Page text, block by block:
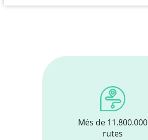
Més de 11.800.000
rutes